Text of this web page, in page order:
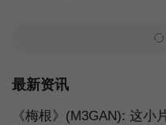
最新资讯
《梅根》(M3GAN): 这小